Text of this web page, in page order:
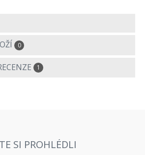
0
1
SI PROHLÉDLI